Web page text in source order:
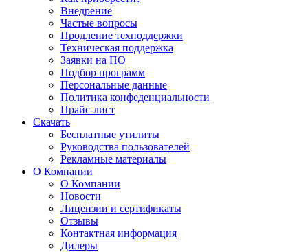
Внедрение
Частые вопросы
Продление техподдержки
Техническая поддержка
Заявки на ПО
Подбор программ
Персональные данные
Политика конфеденциальности
Прайс-лист
Скачать
Бесплатные утилиты
Руководства пользователей
Рекламные материалы
О Компании
О Компании
Новости
Лицензии и сертификаты
Отзывы
Контактная информация
Дилеры